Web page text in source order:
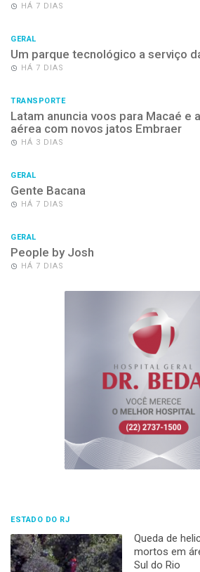
HÁ 7 DIAS
GERAL
Um parque tecnológico a serviço
HÁ 7 DIAS
TRANSPORTE
Latam anuncia voos para Macaé e
aérea com novos jatos Embraer
HÁ 3 DIAS
GERAL
Gente Bacana
HÁ 7 DIAS
GERAL
People by Josh
HÁ 7 DIAS
ESTADO DO RJ
Queda de
mortos em
Sul do Rio